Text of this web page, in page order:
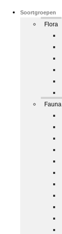
Soortgroepen
Flora
Fauna